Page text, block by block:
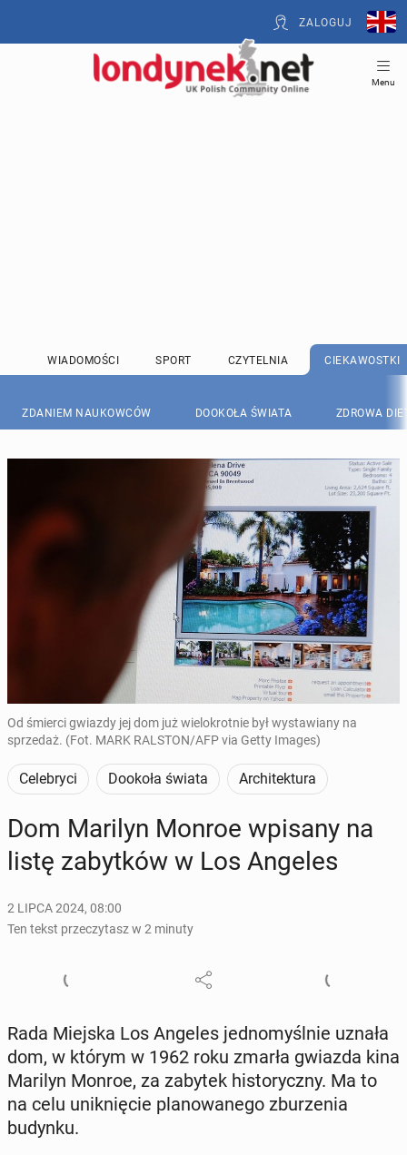
ZALOGUJ
Menu
WIADOMOŚCI SPORT CZYTELNIA CIEKAWOSTKI
ZDANIEM NAUKOWCÓW DOOKOŁA ŚWIATA ZDROWA
Od śmierci gwiazdy jej dom już wielokrotnie był wystawiany na
sprzedaż. (Fot. MARK RALSTON/AFP via Getty Images)
Celebryci Dookoła świata Architektura
Dom Marilyn Monroe wpisany na
listę za­byt­ków w Los Angeles
2 LIPCA 2024, 08:00
Ten tekst przeczytasz w 2 minuty
Rada Miejska Los Angeles jed­no­myśl­nie uznała
dom, w którym w 1962 roku zmarła gwiazda kina
Marilyn Monroe, za zabytek hi­sto­rycz­ny. Ma to
na celu unik­nię­cie pla­no­wa­ne­go zbu­rze­nia
budynku.